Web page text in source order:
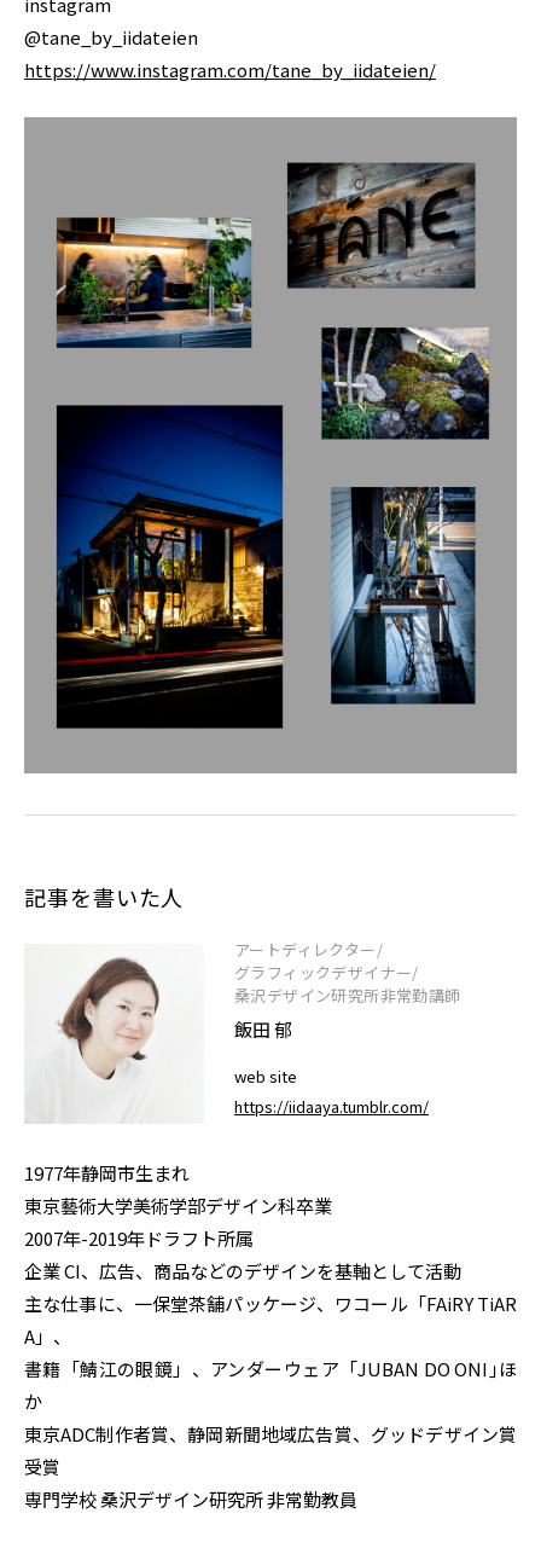
@tane_by_iidateien
https://www.instagram.com/tane_by_iidateien/
記事を書いた人
アートディレクター/
グラフィックデザイナー/
桑沢デザイン研究所非常勤講師
飯田 郁
web site
https://iidaaya.tumblr.com/
1977年静岡市生まれ
東京藝術大学美術学部デザイン科卒業
2007年-2019年ドラフト所属
企業 CI、広告、商品などのデザインを基軸として活動
主な仕事に、一保堂茶舗パッケージ、ワコール「FAiRY TiAR
A」、
書籍「鯖江の眼鏡」、アンダーウェア「JUBAN DO ONI｣ほ
か
東京ADC制作者賞、静岡新聞地域広告賞、グッドデザイン賞
受賞
専門学校 桑沢デザイン研究所 非常勤教員